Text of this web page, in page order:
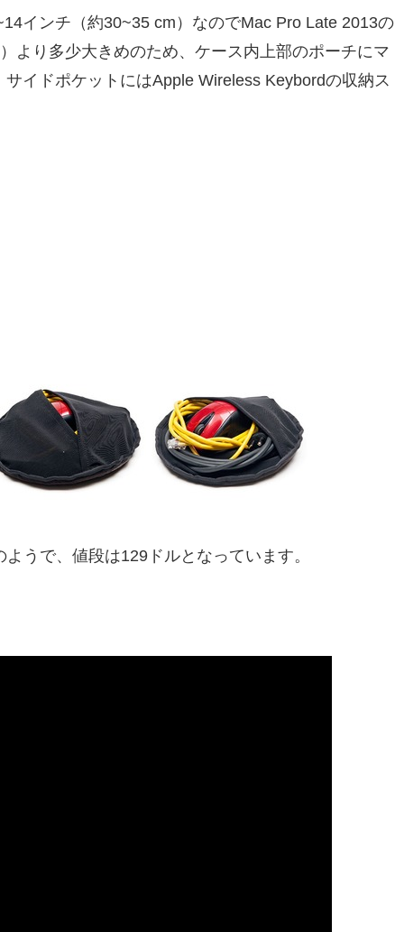
インチ（約30~35 cm）なのでMac Pro Late 2013の
より多少大きめのため、ケース内上部のポーチにマ
イドポケットにはApple Wireless Keybordの収納ス
うで、値段は129ドルとなっています。